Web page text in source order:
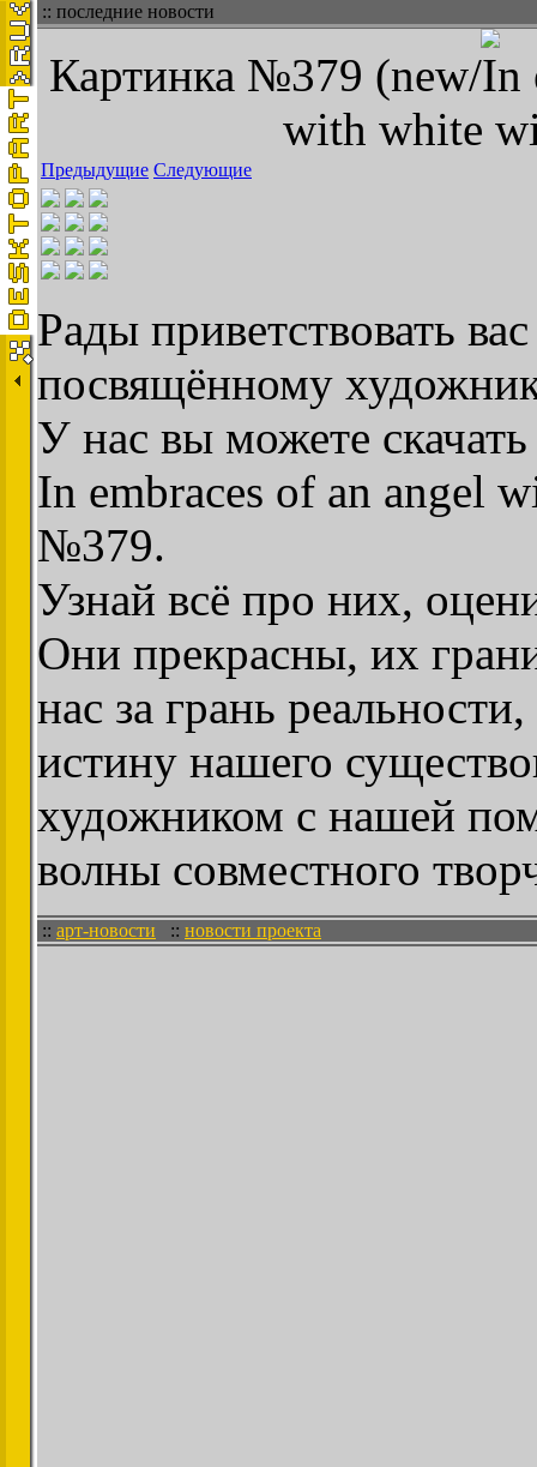
:: последние новости
Картинка №379 (new/In
with white
Предыдущие Следующие
Рады приветствовать
посвящённому
У нас вы можете
In embraces of an angel
№379.
Узнай всё про них,
Они прекрасны, их
нас за грань
истину нашего
художником с нашей
волны совместного
:: арт-новости :: новости проекта